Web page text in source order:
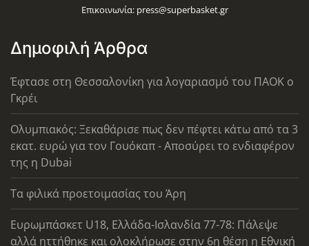
Επικοινωνία: press@superbasket.gr
Δημοφιλή Άρθρα
Έφτασε στη Θεσσαλονίκη για λογαριασμό του ΠΑΟΚ ο
Γκρέι
Ολυμπιακός: Ξεκαθάρισε πως δεν πέφτει κάτω από τα 3
εκατ. ευρώ για τον Γουόκαπ - Αποσύρει το ενδιαφέρον
της η Dubai
Τα φιλικά προετοιμασίας του Άρη
Ευρωμπάσκετ U18, Ελλάδα-Ισλανδία 77-78: Πάλεψε
αλλά ηττήθηκε και ολοκλήρωσε στην 6η θέση η Εθνική